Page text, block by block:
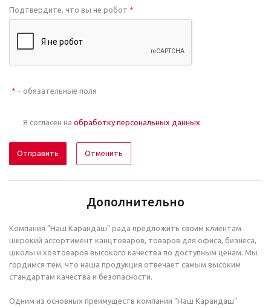
Подтвердите, что вы не робот *
* – обязательные поля
Я согласен на обработку персональных данных
Отменить
Дополнительно
Компания "Наш Карандаш" рада предложить своим клиентам
широкий ассортимент канцтоваров, товаров для офиса, бизнеса,
школы и хозтоваров высокого качества по доступным ценам. Мы
гордимся тем, что наша продукция отвечает самым высоким
стандартам качества и безопасности.
Одним из основных преимуществ компании "Наш Карандаш"